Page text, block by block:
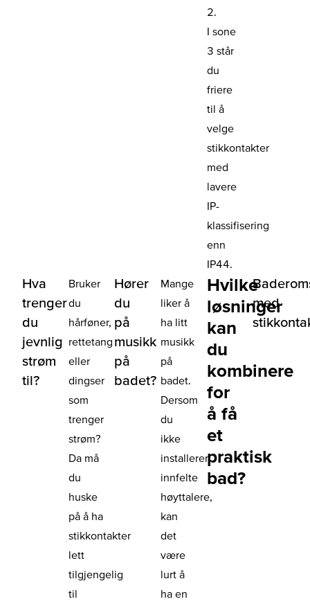
2.
I sone
3 står
du
friere
til å
velge
stikkontakter
med
lavere
IP-
klassifisering
enn
IP44.
Hva
trenger
du
jevnlig
strøm
til?
Bruker
du
hårføner,
rettetang
eller
dingser
som
trenger
strøm?
Da må
du
huske
på å ha
stikkontakter
lett
tilgjengelig
til
Hører
du
på
musikk
på
badet?
Mange
liker å
ha litt
musikk
på
badet.
Dersom
du
ikke
installerer
innfelte
høyttalere,
kan
det
være
lurt å
ha en
Hvilke
løsninger
kan
du
kombinere
for
å få
et
praktisk
bad?
med